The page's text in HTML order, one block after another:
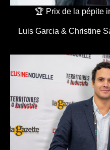
🏆 Prix de la pépite
Luis Garcia & Christine